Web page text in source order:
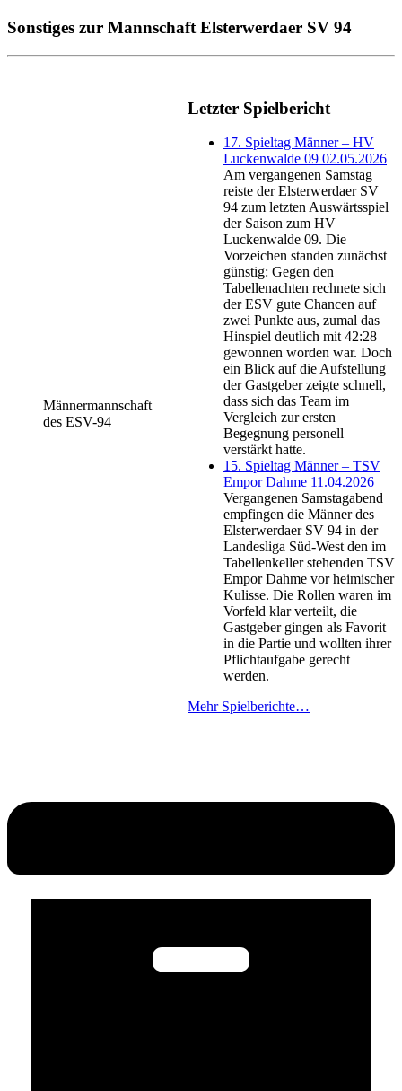
Sonstiges zur Mannschaft Elsterwerdaer SV 94
Männermannschaft
des ESV-94
Letzter Spielbericht
17. Spieltag Männer – HV
Luckenwalde 09 02.05.2026
Am vergangenen Samstag
reiste der Elsterwerdaer SV
94 zum letzten Auswärtsspiel
der Saison zum HV
Luckenwalde 09. Die
Vorzeichen standen zunächst
günstig: Gegen den
Tabellenachten rechnete sich
der ESV gute Chancen auf
zwei Punkte aus, zumal das
Hinspiel deutlich mit 42:28
gewonnen worden war. Doch
ein Blick auf die Aufstellung
der Gastgeber zeigte schnell,
dass sich das Team im
Vergleich zur ersten
Begegnung personell
verstärkt hatte.
15. Spieltag Männer – TSV
Empor Dahme 11.04.2026
Vergangenen Samstagabend
empfingen die Männer des
Elsterwerdaer SV 94 in der
Landesliga Süd-West den im
Tabellenkeller stehenden TSV
Empor Dahme vor heimischer
Kulisse. Die Rollen waren im
Vorfeld klar verteilt, die
Gastgeber gingen als Favorit
in die Partie und wollten ihrer
Pflichtaufgabe gerecht
werden.
Mehr Spielberichte…